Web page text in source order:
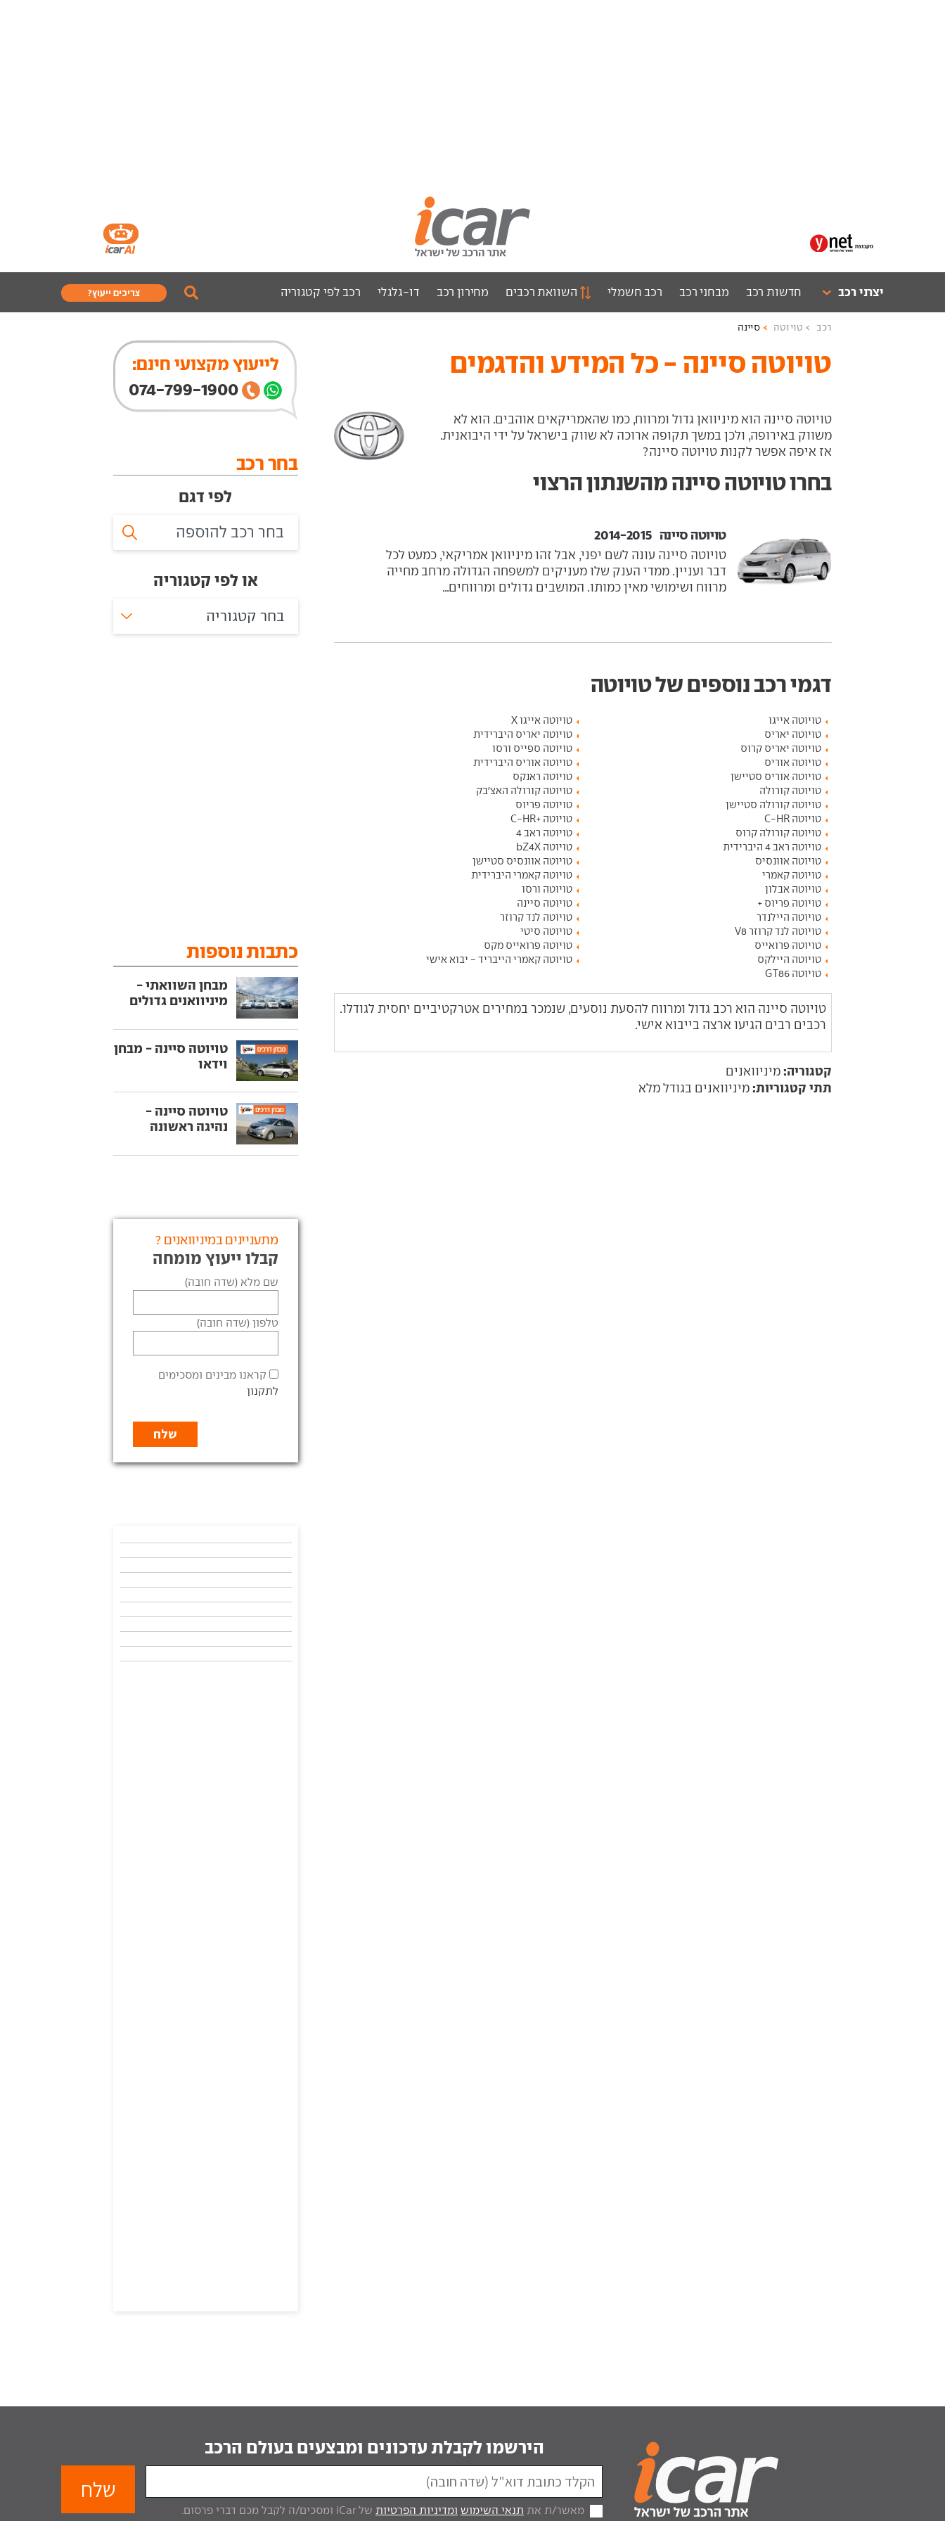
יצרני רכב חדשות רכב מבחני רכב רכב חשמלי השוואת רכבים מחירון רכב דו-גלגלי רכב לפי קטגוריה צריכים ייעוץ?
רכב טויוטה סיינה
טויוטה סיינה - כל המידע והדגמים
טויוטה סיינה הוא מיניוואן גדול ומרווח, כמו שהאמריקאים אוהבים. הוא לא
משווק באירופה, ולכן במשך תקופה ארוכה לא שווק בישראל על ידי היבואנית.
אז איפה אפשר לקנות טויוטה סיינה?
בחרו טויוטה סיינה מהשנתון הרצוי
טויוטה סיינה ‏ 2014-2015
טויוטה סיינה עונה לשם יפני, אבל זהו מיניוואן אמריקאי, כמעט לכל
דבר ועניין. ממדי הענק שלו מעניקים למשפחה הגדולה מרחב מחייה
מרווח ושימושי מאין כמותו. המושבים גדולים ומרווחים...
דגמי רכב נוספים של טויוטה
טויוטה אייגו
טויוטה אייגו X
טויוטה יאריס
טויוטה יאריס היברידית
טויוטה יאריס קרוס
טויוטה ספייס ורסו
טויוטה אוריס
טויוטה אוריס היברידית
טויוטה אוריס סטיישן
טויוטה ראנקס
טויוטה קורולה
טויוטה קורולה האצ'בק
טויוטה קורולה סטיישן
טויוטה פריוס
טויוטה C-HR
טויוטה +C-HR
טויוטה קורולה קרוס
טויוטה ראב 4
טויוטה ראב 4 היברידית
טויוטה bZ4X
טויוטה אוונסיס
טויוטה אוונסיס סטיישן
טויוטה קאמרי
טויוטה קאמרי היברידית
טויוטה אבלון
טויוטה ורסו
טויוטה פריוס +
טויוטה סיינה
טויוטה היילנדר
טויוטה לנד קרוזר
טויוטה לנד קרוזר V8
טויוטה סיטי
טויוטה פרואייס
טויוטה פרואייס מקס
טויוטה היילקס
טויוטה קאמרי הייבריד - יבוא אישי
טויוטה GT86
טויוטה סיינה הוא רכב גדול ומרווח להסעת נוסעים, שנמכר במחירים אטרקטיביים יחסית לגודלו.
רכבים רבים הגיעו ארצה בייבוא אישי.
קטגוריה: מיניוואנים
תתי קטגוריות: מיניוואנים בגודל מלא
לייעוץ מקצועי חינם:
074-799-1900
בחר רכב
לפי דגם
או לפי קטגוריה
בחר קטגוריה
כתבות נוספות
מבחן השוואתי -
מיניוואנים גדולים
טויוטה סיינה - מבחן
וידאו
טויוטה סיינה -
נהיגה ראשונה
מתעניינים במיניוואנים ?
קבלו ייעוץ מומחה
שם מלא (שדה חובה)
טלפון (שדה חובה)
קראנו מבינים ומסכימים
לתקנון
הירשמו לקבלת עדכונים ומבצעים בעולם הרכב
מאשר/ת את תנאי השימוש ומדיניות הפרטיות של iCar ומסכים/ה לקבל מכם דברי פרסום.